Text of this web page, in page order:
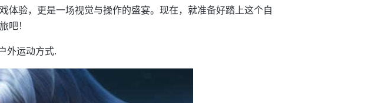
体验，更是一场视觉与操作的盛宴。现在，就准备好踏上这个自
吧！
外运动方式.